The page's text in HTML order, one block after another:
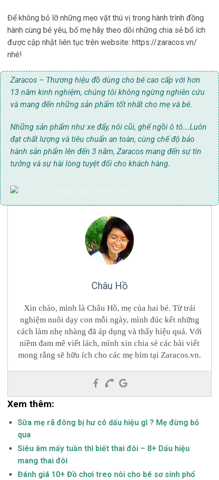
Để không bỏ lỡ những mẹo vặt thú vị trong hành trình đồng
hành cùng bé yêu, bố mẹ hãy theo dõi những chia sẻ bổ ích
được cập nhật liên tục trên website: https://zaracos.vn/
nhé!
Zaracos – Thương hiệu đồ dùng cho bé cao cấp với hơn
13 năm kinh nghiệm, chúng tôi không ngừng nghiên cứu
và mang đến những sản phẩm tốt nhất cho mẹ và bé.
Những sản phẩm như xe đẩy, nôi cũi, ghế ngồi ô tô….Luôn
đạt chất lượng và tiêu chuẩn an toàn, cùng chế độ bảo
hành sản phẩm lên đến 3 năm, Zaracos mang đến sự tin
tưởng và sự hài lòng tuyệt đối cho khách hàng.
Châu Hồ
Xin chào, mình là Châu Hồ, mẹ của hai bé. Từ trải
nghiệm nuôi dạy con mỗi ngày, mình đúc kết những
cách làm nhẹ nhàng đã áp dụng và thấy hiệu quả. Với
niềm đam mê viết lách, mình xin chia sẻ các bài viết
mong rằng sẽ hữu ích cho các mẹ bỉm tại Zaracos.vn.
Xem thêm:
Sữa mẹ rã đông bị hư có dấu hiệu gì ? Mẹ đừng bỏ
qua
Siêu âm mấy tuần thì biết thai đôi – 8+ Dấu hiệu
mang thai đôi
Đánh giá 10+ Đồ chơi treo nôi cho bé sơ sinh phổ